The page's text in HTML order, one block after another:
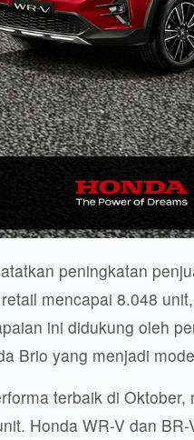
peningkatan
mencapai 8.048
ini didukung oleh
Brio yang menjadi
terbaik di
Honda WR-V dan